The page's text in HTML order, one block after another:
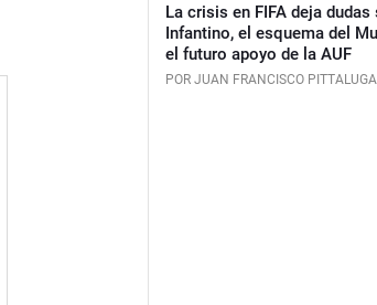
La crisis en FIFA deja dudas
Infantino, el esquema del
el futuro apoyo de la AUF
POR JUAN FRANCISCO PITTALUGA